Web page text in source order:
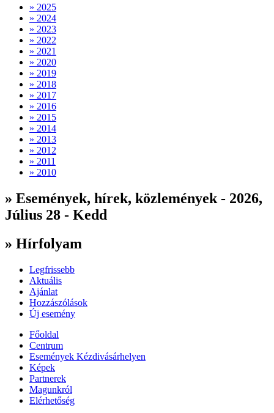
» 2025
» 2024
» 2023
» 2022
» 2021
» 2020
» 2019
» 2018
» 2017
» 2016
» 2015
» 2014
» 2013
» 2012
» 2011
» 2010
» Események, hírek, közlemények - 2026,
Július 28 - Kedd
» Hírfolyam
Legfrissebb
Aktuális
Ajánlat
Hozzászólások
Új esemény
Főoldal
Centrum
Események Kézdivásárhelyen
Képek
Partnerek
Magunkról
Elérhetőség